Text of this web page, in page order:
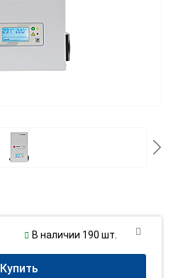
В наличии 190 шт.
Купить